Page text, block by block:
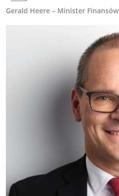
Gerald Heere – Minister Finansów